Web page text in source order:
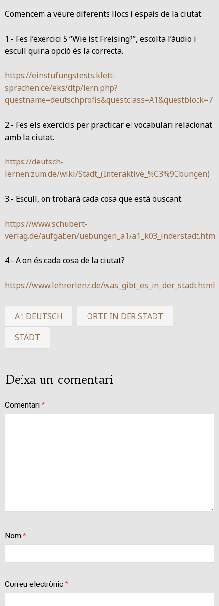
Comencem a veure diferents llocs i espais de la ciutat.
1.- Fes l’exercici 5 “Wie ist Freising?”, escolta l’àudio i
escull quina opció és la correcta.
https://einstufungstests.klett-
sprachen.de/eks/dtp/lern.php?
questname=deutschprofis&questclass=A1&questblock=7
2.- Fes els exercicis per practicar el vocabulari relacionat
amb la ciutat.
https://deutsch-
lernen.zum.de/wiki/Stadt_(Interaktive_%C3%9Cbungen)
3.- Escull, on trobarà cada cosa que està buscant.
https://www.schubert-
verlag.de/aufgaben/uebungen_a1/a1_k03_inderstadt.htm
4.- A on és cada cosa de la ciutat?
https://www.lehrerlenz.de/was_gibt_es_in_der_stadt.html
A1 DEUTSCH
ORTE IN DER STADT
STADT
Deixa un comentari
Comentari *
Nom *
Correu electrònic *